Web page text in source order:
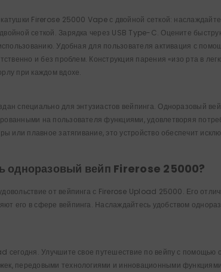
Firerose 25000 Vape с двойной сеткой:
сеткой. Зарядка через USB Type-C. Оцените
Удобная для пользователя активация с
и без проблем. Конструкция парения «изо рта в
при каждом вдохе.
специально для энтузиастов вейпинга. Одноразовый
на пользователя функциями, удовлетворяя
или плавное затягивание, это устройство обеспечит
одноразовый вейп Firerose 25000?
от вейпинга с Firerose Upload 25000. Его
его в сфере вейпинга. Наслаждайтесь удобством
сегодня. Улучшите свое путешествие по вейпу с
передовыми технологиями и инновационными